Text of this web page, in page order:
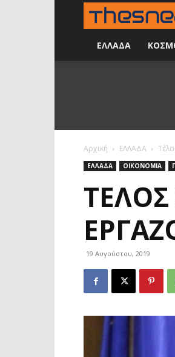
ΕΛΛΑΔΑ
Αρχική ΕΛΛΑΔΑ
ΕΛΛΑΔΑ ΟΙΚΟΝΟΜΙΑ
19 Αυγούστου, 2019